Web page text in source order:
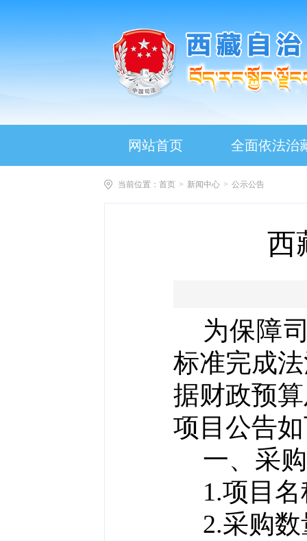
网站首页 全面依法治
当前位置： 首页 > 新闻中心 > 公示公告
西
为保障
标准完成
据财政预
项目公告
一、采
1.项目
2.采购